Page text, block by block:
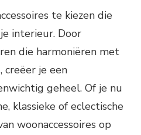
te kiezen die
interieur. Door
die harmoniëren met
creëer je een
geheel. Of je nu
klassieke of eclectische
woonaccessoires op